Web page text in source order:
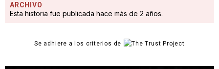
ARCHIVO
Esta historia fue publicada hace más de 2 años.
Se adhiere a los criterios de